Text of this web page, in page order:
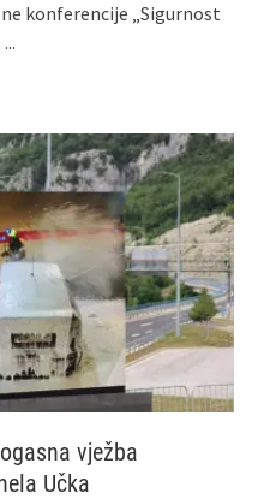
konferencije „Sigurnost
vježba
Učka